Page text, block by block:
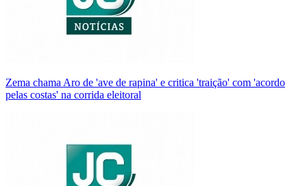
Zema chama Aro de 'ave de rapina' e critica 'traição' com 'acordo
pelas costas' na corrida eleitoral